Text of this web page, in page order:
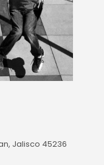
Jalisco 45236